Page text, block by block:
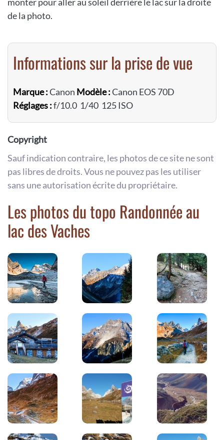
de la photo.
Informations sur la prise de vue
Marque :Canon Modèle :Canon EOS 70D
Réglages :f/10.0 1/40 125 ISO
Copyright
Sauf indication contraire, les photos de ce site ne sont
pas libres de droits. Vous ne pouvez pas les utiliser
sans une autorisation écrite du propriétaire.
Les photos du topo Randonnée au
lac des Vaches